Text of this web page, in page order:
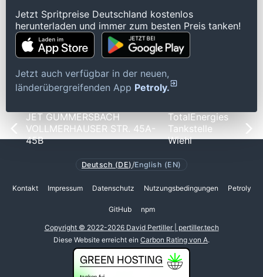
Jetzt Spritpreise Deutschland kostenlos
herunterladen und immer zum besten Preis tanken!
Jetzt auch verfügbar in der neuen,
länderübergreifenden App Petroly.
JET GUMMERSBACH
VOLLMERHAUSER STR. 45A-
45B
TotalEnergies
Tankstelle
Wiehl
Deutsch (DE) /English (EN)
Kontakt Impressum Datenschutz Nutzungsbedingungen Petroly
GitHub npm
Copyright © 2022-2026 David Pertiller | pertiller.tech
Diese Website erreicht ein Carbon Rating von A.